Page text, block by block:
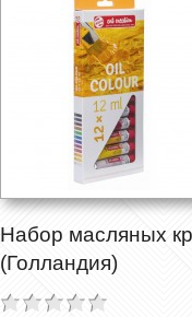
Набор масляных
(Голландия)